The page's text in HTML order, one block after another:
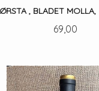
ØRSTA , BLADET MOLLA,
Pris
69,00
KJØP